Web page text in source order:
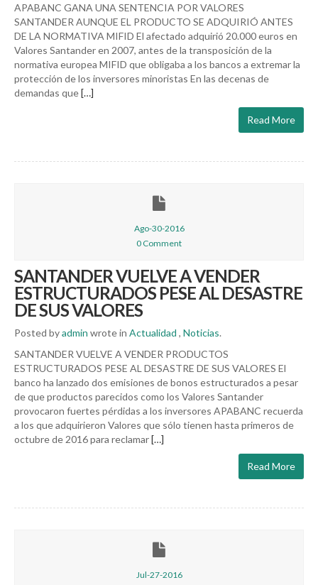
APABANC GANA UNA SENTENCIA POR VALORES
SANTANDER AUNQUE EL PRODUCTO SE ADQUIRIÓ ANTES
DE LA NORMATIVA MIFID El afectado adquirió 20.000 euros en
Valores Santander en 2007, antes de la transposición de la
normativa europea MIFID que obligaba a los bancos a extremar la
protección de los inversores minoristas En las decenas de
demandas que[…]
Read More
Ago-30-2016
0 Comment
SANTANDER VUELVE A VENDER
ESTRUCTURADOS PESE AL DESASTRE
DE SUS VALORES
Posted byadmin wrote in Actualidad , Noticias.
SANTANDER VUELVE A VENDER PRODUCTOS
ESTRUCTURADOS PESE AL DESASTRE DE SUS VALORES El
banco ha lanzado dos emisiones de bonos estructurados a pesar
de que productos parecidos como los Valores Santander
provocaron fuertes pérdidas a los inversores APABANC recuerda
a los que adquirieron Valores que sólo tienen hasta primeros de
octubre de 2016 para reclamar[…]
Read More
Jul-27-2016